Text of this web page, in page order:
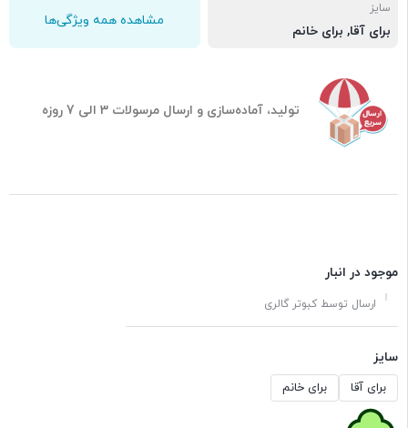
سایز
برای آقا, برای خانم
مشاهده همه ویژگی‌ها
تولید، آماده‌سازی و ارسال مرسولات 3 الی 7 روزه
موجود در انبار
ارسال توسط کبوتر گالری
سایز
برای آقا برای خانم